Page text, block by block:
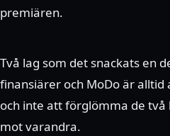
premiären.
Två lag som det snackats en
finansiärer och MoDo är
och inte att förglömma de
mot varandra.